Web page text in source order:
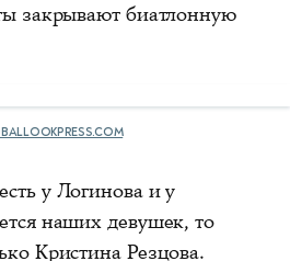
закрывают биатлонную
у Логинова и у
наших девушек, то
Кристина Резцова.